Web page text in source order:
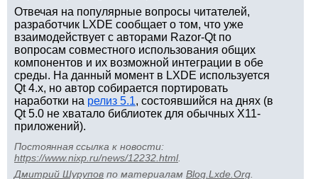
Отвечая на популярные вопросы читателей,
разработчик LXDE сообщает о том, что уже
взаимодействует с авторами Razor-Qt по
вопросам совместного использования общих
компонентов и их возможной интеграции в обе
среды. На данный момент в LXDE используется
Qt 4.x, но автор собирается портировать
наработки на релиз 5.1, состоявшийся на днях (в
Qt 5.0 не хватало библиотек для обычных X11-
приложений).
Постоянная ссылка к новости:
https://www.nixp.ru/news/12232.html.
Дмитрий Шурупов по материалам Blog.Lxde.Org